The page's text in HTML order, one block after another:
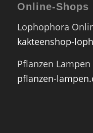
Online-Shops
Lophophora
kakteenshop-
Pflanzen
pflanzen-